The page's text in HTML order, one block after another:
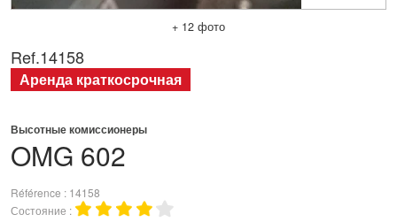
+ 12 фото
OMG 602
Высотные комиссионеры
Référence
14158
Состояние
Ref.14158
Аренда краткосрочная